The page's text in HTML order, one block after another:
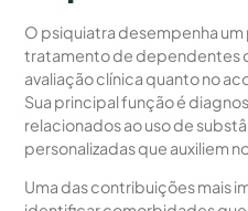
O psiquiatra desempenha um
tratamento de dependentes
avaliação clínica quanto no
Sua principal função é
relacionados ao uso de
personalizadas que auxiliem
Uma das contribuições mais